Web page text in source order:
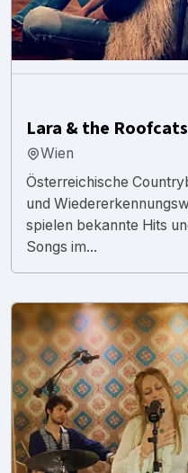
Lara & the Roofcats
Wien
Österreichische
und
spielen bekannte Hits
Songs im...